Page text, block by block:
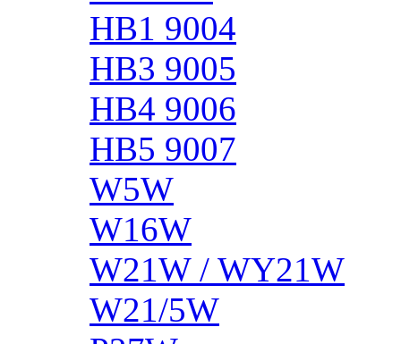
HB1 9004
HB3 9005
HB4 9006
HB5 9007
W5W
W16W
W21W / WY21W
W21/5W